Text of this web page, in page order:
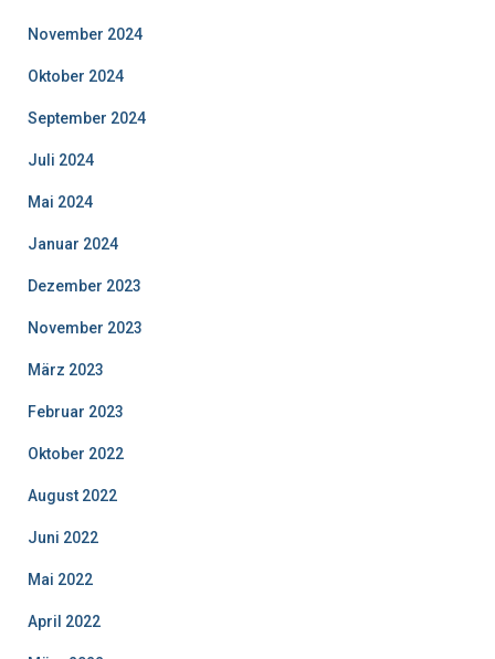
November 2024
Oktober 2024
September 2024
Juli 2024
Mai 2024
Januar 2024
Dezember 2023
November 2023
März 2023
Februar 2023
Oktober 2022
August 2022
Juni 2022
Mai 2022
April 2022